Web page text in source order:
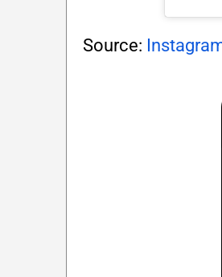
Source: